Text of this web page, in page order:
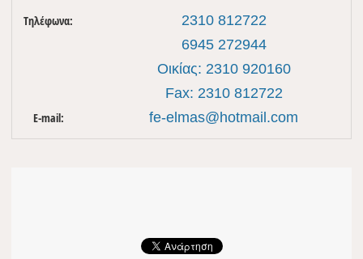
Τηλέφωνα:
2310 812722
6945 272944
Οικίας: 2310 920160
Fax: 2310 812722
E-mail: fe-elmas@hotmail.com